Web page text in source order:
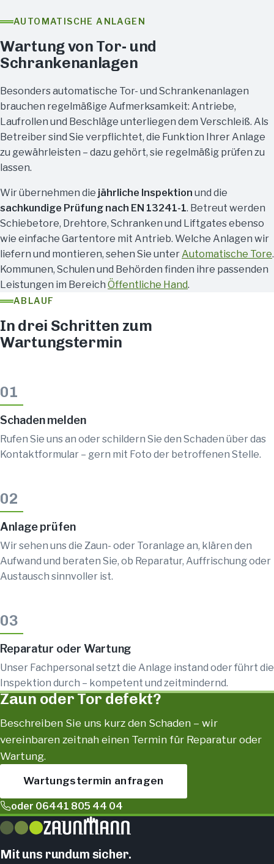
AUTOMATISCHE ANLAGEN
Wartung von Tor- und
Schrankenanlagen
Besonders automatische Tor- und Schrankenanlagen
brauchen regelmäßige Aufmerksamkeit: Antriebe,
Laufrollen und Beschläge unterliegen dem Verschleiß. Als
Betreiber sind Sie verpflichtet, die Funktion Ihrer Anlage
zu gewährleisten – dazu gehört, sie regelmäßig prüfen zu
lassen.
Wir übernehmen die jährliche Inspektion und die
sachkundige Prüfung nach EN 13241-1. Betreut werden
Schiebetore, Drehtore, Schranken und Liftgates ebenso
wie einfache Gartentore mit Antrieb. Welche Anlagen wir
liefern und montieren, sehen Sie unter Automatische Tore.
Kommunen, Schulen und Behörden finden ihre passenden
Leistungen im Bereich Öffentliche Hand.
ABLAUF
In drei Schritten zum
Wartungstermin
01
Schaden melden
Rufen Sie uns an oder schildern Sie den Schaden über das
Kontaktformular – gern mit Foto der betroffenen Stelle.
02
Anlage prüfen
Wir sehen uns die Zaun- oder Toranlage an, klären den
Aufwand und beraten Sie, ob Reparatur, Auffrischung oder
Austausch sinnvoller ist.
03
Reparatur oder Wartung
Unser Fachpersonal setzt die Anlage instand oder führt die
Inspektion durch – kompetent und zeitmindernd.
Zaun oder Tor defekt?
Beschreiben Sie uns kurz den Schaden – wir
vereinbaren zeitnah einen Termin für Reparatur oder
Wartung.
Wartungstermin anfragen
oder 06441 805 44 04
Mit uns rundum sicher.